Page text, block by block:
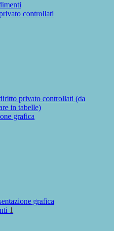
controllati
privato controllati (da
in tabelle)
grafica
grafica
1